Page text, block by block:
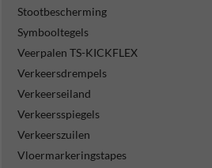
Stootbescherming
Symbooltegels
Veerpalen TS-KICKFLEX
Verkeersdrempels
Verkeerseiland
Verkeersspiegels
Verkeerszuilen
Vloermarkeringstapes